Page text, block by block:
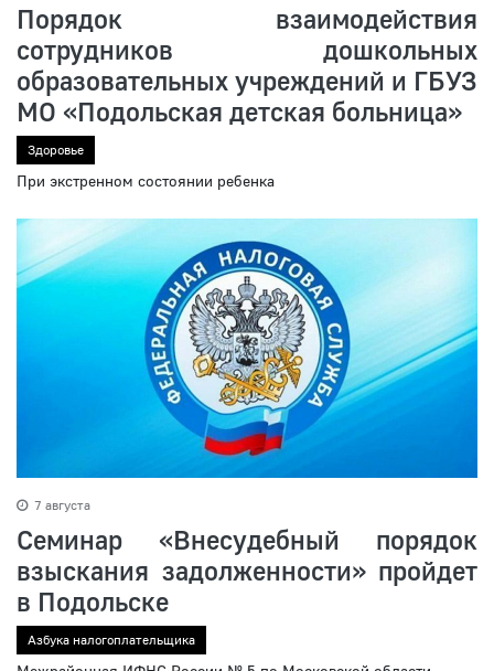
Порядок взаимодействия
сотрудников дошкольных
образовательных учреждений и ГБУЗ
МО «Подольская детская больница»
Здоровье
При экстренном состоянии ребенка
7 августа
Семинар «Внесудебный порядок
взыскания задолженности» пройдет
в Подольске
Азбука налогоплательщика